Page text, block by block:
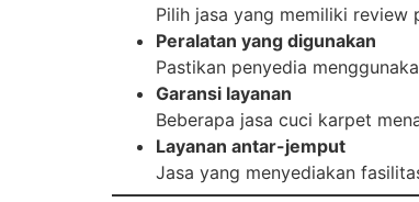
Pilih jasa yang memiliki
Peralatan yang digunakan
Pastikan penyedia
Garansi layanan
Beberapa jasa cuci karpet
Layanan antar-jemput
Jasa yang menyediakan